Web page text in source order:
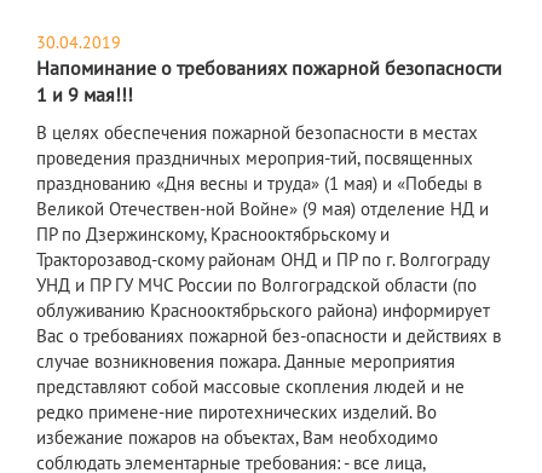
30.04.2019
Напоминание о требованиях пожарной безопасности
1 и 9 мая!!!
В целях обеспечения пожарной безопасности в местах
проведения праздничных мероприя-тий, посвященных
празднованию «Дня весны и труда» (1 мая) и «Победы в
Великой Отечествен-ной Войне» (9 мая) отделение НД и
ПР по Дзержинскому, Краснооктябрьскому и
Тракторозавод-скому районам ОНД и ПР по г. Волгограду
УНД и ПР ГУ МЧС России по Волгоградской области (по
облуживанию Краснооктябрьского района) информирует
Вас о требованиях пожарной без-опасности и действиях в
случае возникновения пожара. Данные мероприятия
представляют собой массовые скопления людей и не
редко примене-ние пиротехнических изделий. Во
избежание пожаров на объектах, Вам необходимо
соблюдать элементарные требования: - все лица,